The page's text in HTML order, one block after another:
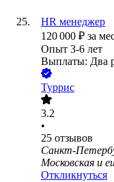
HR менеджер
120 000 ₽ за
Опыт 3-6 лет
Выплаты: Два
Туррис
3.2
•
25 отзывов
Санкт-
Московская и
Откликнуться